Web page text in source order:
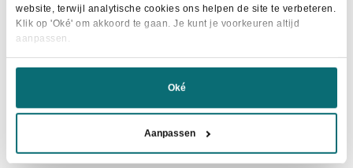
website, terwijl analytische cookies ons helpen de site te verbeteren.
Klik op 'Oké' om akkoord te gaan. Je kunt je voorkeuren altijd
aanpassen.
Oké
Aanpassen
€64,95Oorspronkelijke
prijs
€64,95.
€55,00Huidige
prijs
€55,00.product
variaties.
optie